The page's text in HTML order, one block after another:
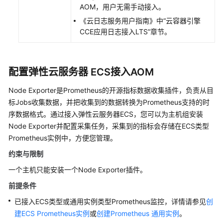
用
指
南
（1.0）
（吉
隆
区
域）
用
户
指
AOM，用户无需手动接入。
《云日志服务用户指南》中“云容器引擎
CCE应用日志接入LTS”章节。
配置弹性云服务器 ECS接入AOM
Node Exporter是Prometheus的开源指标数据收集插件，负责从目
标Jobs收集数据，并把收集到的数据转换为Prometheus支持的时
序数据格式。通过接入弹性云服务器ECS，您可以为主机组安装
Node Exporter并配置采集任务，采集到的指标会存储在ECS类型
Prometheus实例中，方便您管理。
约束与限制
一个主机只能安装一个Node Exporter插件。
前提条件
已接入ECS类型或通用实例类型Prometheus监控，详情请参见创
建ECS Prometheus实例或创建Prometheus 通用实例。